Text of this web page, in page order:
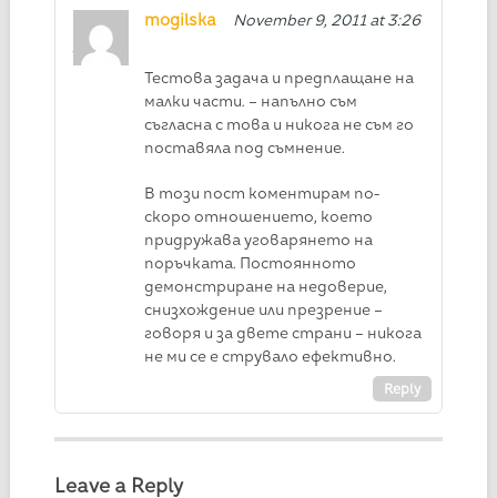
mogilska
November 9, 2011 at 3:26
pm
Тестова задача и предплащане на
малки части. – напълно съм
съгласна с това и никога не съм го
поставяла под съмнение.
В този пост коментирам по-
скоро отношението, което
придружава уговарянето на
поръчката. Постоянното
демонстриране на недоверие,
снизхождение или презрение –
говоря и за двете страни – никога
не ми се е струвало ефективно.
Reply
Leave a Reply